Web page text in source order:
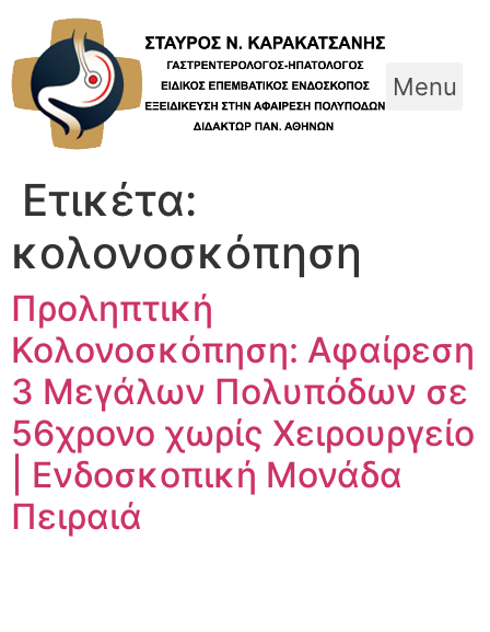
content
Menu
Ετικέτα:
κολονοσκόπηση
Προληπτική
Κολονοσκόπηση: Αφαίρεση
3 Μεγάλων Πολυπόδων σε
56χρονο χωρίς Χειρουργείο
| Ενδοσκοπική Μονάδα
Πειραιά